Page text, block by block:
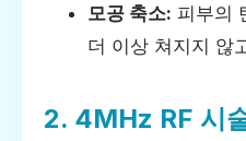
모공 축소: 피부의
더 이상 쳐지지 않
2. 4MHz RF 시